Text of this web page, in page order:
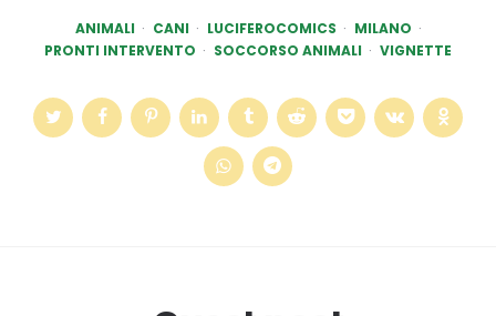
ANIMALI CANI LUCIFEROCOMICS
MILANO
PRONTI INTERVENTO
SOCCORSO ANIMALI VIGNETTE